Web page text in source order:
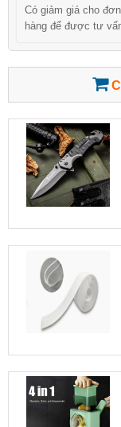
Có giảm giá cho
hàng để được tư